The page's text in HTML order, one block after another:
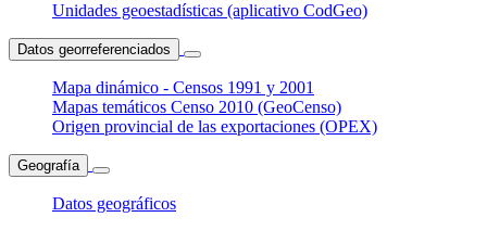
Unidades geoestadísticas (aplicativo CodGeo)
Datos georreferenciados
Mapa dinámico - Censos 1991 y 2001
Mapas temáticos Censo 2010 (GeoCenso)
Origen provincial de las exportaciones (OPEX)
Geografía
Datos geográficos